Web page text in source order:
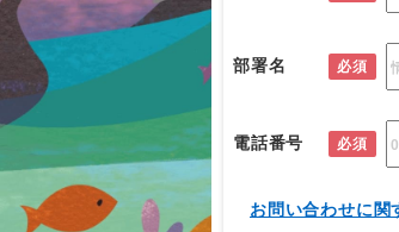
部署名 必須
電話番号 必須
お問い合わせに関